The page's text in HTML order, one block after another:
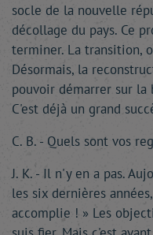
socle de la nouvelle
décollage du pays. Ce
terminer. La transition,
Désormais, la
pouvoir démarrer sur la
C'est déjà un grand
C. B. - Quels sont vos
J. K. - Il n'y en a pas.
les six dernières
accomplie ! » Les